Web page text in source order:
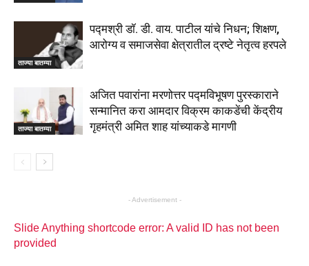
ताज्या बातम्या
पद्मश्री डॉ. डी. वाय. पाटील यांचे निधन; शिक्षण,
आरोग्य व समाजसेवा क्षेत्रातील द्रष्टे नेतृत्व हरपले
ताज्या बातम्या
अजित पवारांना मरणोत्तर पद्मविभूषण पुरस्काराने
सन्मानित करा आमदार विक्रम काकडेंची केंद्रीय
गृहमंत्री अमित शाह यांच्याकडे मागणी
- Advertisement -
Slide Anything shortcode error: A valid ID has not been
provided